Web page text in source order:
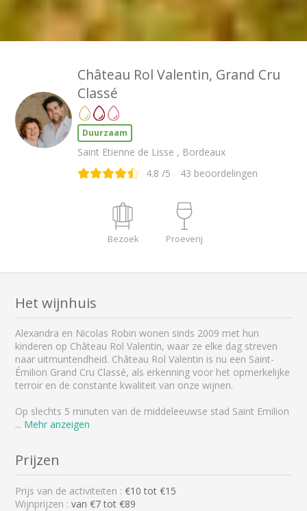
Château Rol Valentin, Grand Cru
Classé
Duurzaam
Saint Etienne de Lisse , Bordeaux
4.8 /5 43 beoordelingen
Bezoek Proeverij
Het wijnhuis
Alexandra en Nicolas Robin wonen sinds 2009 met hun
kinderen op Château Rol Valentin, waar ze elke dag streven
naar uitmuntendheid. Château Rol Valentin is nu een Saint-
Émilion Grand Cru Classé, als erkenning voor het opmerkelijke
terroir en de constante kwaliteit van onze wijnen.
Op slechts 5 minuten van de middeleeuwse stad Saint Emilion
... Mehr anzeigen
Prijzen
Prijs van de activiteiten :€10 tot €15
Wijnprijzen :van €7 tot €89